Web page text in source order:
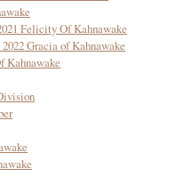
Felicity Of Kahnawake
Gracia of Kahnawake
Kahnawake